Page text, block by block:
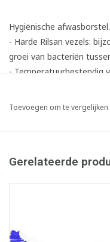
Hygiënische afwasborstel.
- Harde Rilsan vezels:
groei van bacteriën
- Temperatuurbestendig
Toevoegen om te vergelijken
Gerelateerde